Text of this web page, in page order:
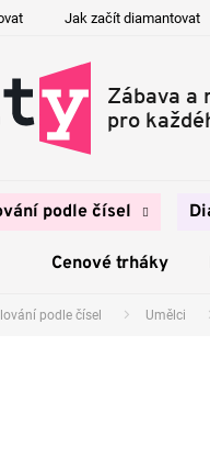
Jak začít diamantovat
podle čísel
Cenové trháky
podle čísel Umělci